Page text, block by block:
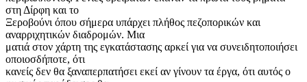
στη Δίρφη και το
Ξεροβούνι όπου σήμερα υπάρχει πλήθος πεζοπορικών και
αναρριχητικών διαδρομών. Μια
ματιά στον χάρτη της εγκατάστασης αρκεί για να συνειδητοποιήσει
οποιοσδήποτε, ότι
κανείς δεν θα ξαναπερπατήσει εκεί αν γίνουν τα έργα, ότι αυτός ο